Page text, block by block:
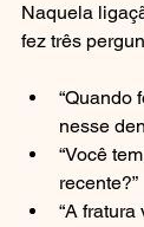
Naquela
fez três
“Quando
nesse
“Você
recente?”
“A